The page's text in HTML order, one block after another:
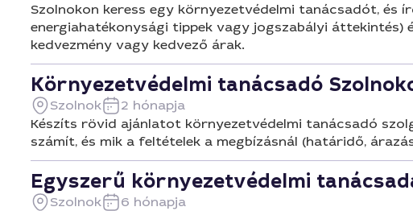
Szolnokon keress egy környezetvédelmi tanácsadót, és
energiahatékonysági tippek vagy jogszabályi áttekintés)
kedvezmény vagy kedvező árak.
Környezetvédelmi tanácsadó
Szolnok
2 hónapja
Készíts rövid ajánlatot környezetvédelmi tanácsadó
számít, és mik a feltételek a megbízásnál (határidő,
Egyszerű környezetvédelmi
Szolnok
6 hónapja